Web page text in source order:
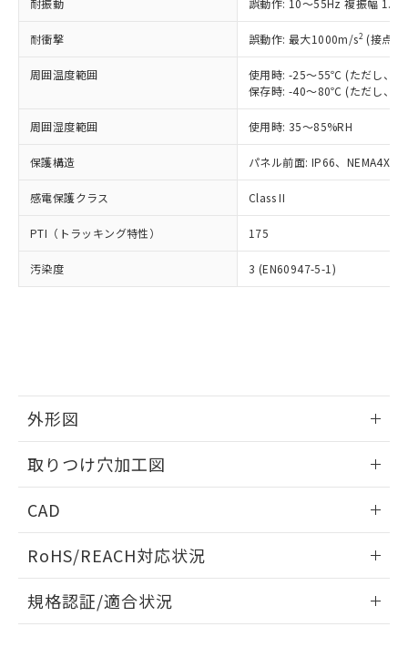
耐振動 誤動作: 10～55Hz 複振幅
耐衝撃 誤動作: 最大1000m/s2 (接点
周囲温度範囲
使用時: -25～55℃ (ただし、氷
保存時: -40～80℃ (ただし、氷
周囲湿度範囲 使用時: 35～85%RH
保護構造 パネル前面: IP66、NEMA4X,
感電保護クラス Class II
PTI（トラッキング特性） 175
汚染度 3 (EN60947-5-1)
外形図
取りつけ穴加工図
CAD
ドすることができます。
ログイン/会員登録
RoHS/REACH対応状況
EU RoHS 注意事項・凡例
規格認証/適合状況
正式な納期状況および標準価格はお客
様のお取引先、またはお客様担当のオ
ムロン制御機器販売店・当社販売員に
オムロン制御機器販売店や当社販売拠
販売ネットワーク
」をご確認
在庫状況および標準価格結果を当社の
事前の承諾なく第三者に漏洩または開
示しないようお願いします。
マイパーツ機能（部品リスト作成サー
ビス）をご利用いただくには、I-Web
メンバーズにご登録されている必要が
お客様が当ウェブサイト上で当社にご
指します。
但し、RoHS指令で産業用監視および制御機器に対する
適用除外項目は除く。
フタル酸エステル類の４物質については閾値を超える意
図的な使用がないことを確認しています。
部品在庫の切り替え状況などにより、予定
月が前後することがあります。
※3 非含有証明書ダウンロード
51物質の非含有証明書（当社基準）
※本証明書は発行日時点で非含有を証明す
るもので、過去に遡って非含有を証明する
ものではありません。
また、RoHS指令のフタル酸エステル類４
欄に対応日を記載しておりました。
既に当社にて対応品への在庫切替を完了
していることから、特段のことがない限
り、2022年1月12日より割愛しておりま
す。
DBP(フタル酸ジブチル) : 1000ppm、 DIBP(フタル酸ジ
イソブチル) : 1000ppm、 BBP(フタル酸ブチルベンジ
DEHP(フタル酸ビス(2-エチルヘキシル)) : 1000ppm
準値以下であることを示します。
「10」：通常の使用状況下において有害物
質が外部に漏えいし、環境に深刻な影響を
及ぼさない年数を意味します。
「－」：未確認です。当社販売部門へお問
全に破砕するなど、違法に輸出されな
いよう必要な手段を講じます。
当社は貴社製品を、核兵器、ミサイ
ル、化学兵器、生物兵器またはその他
武器並びにこれらの製造装置等に一切
当社は、貴社製品を第三者に販売する
場合は、上記1、2および3の内容を当
該第三者に通知します。また当社は、
販売先および販売に係わる関係者が違
法に輸出するおそれがある場合は、取
り引きをいたしません。
一定数には満たないが在庫あり
－
在庫なし(最新の在庫状況につ
いては、お客様のお取引先、ま
たはお客様担当のオムロン制御
機器販売店・当社販売員にご確
空
受注生産機種、また在庫状況の
情報を公開していない機種